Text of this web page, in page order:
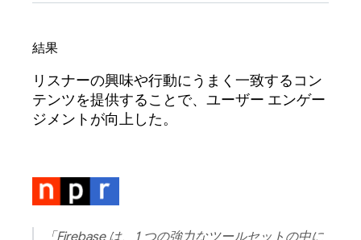
結果
リスナーの興味や行動にうまく一致するコン
テンツを提供することで、ユーザー エンゲー
ジメントが向上した。